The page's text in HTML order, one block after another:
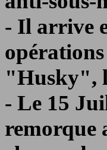
- Il arrive
"Husky",
- Le 15
remorque